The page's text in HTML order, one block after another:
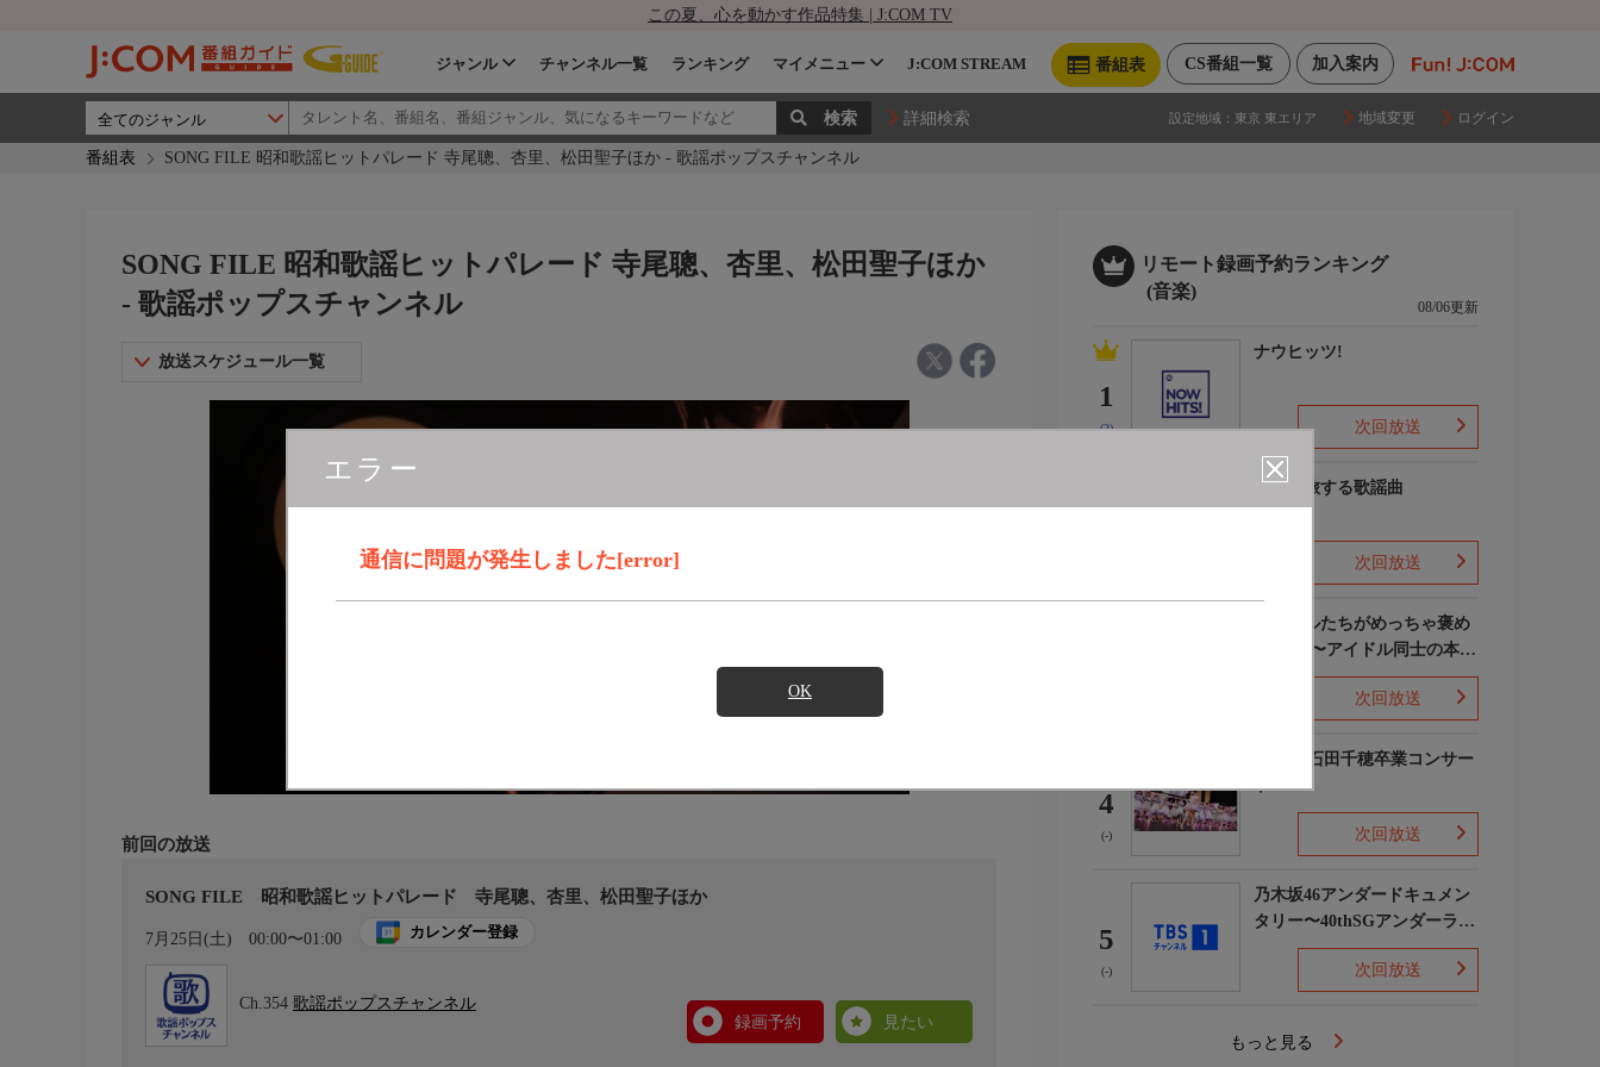
この夏、心を動かす作品特集 | J:COM TV
加入案内
CS番組一覧
番組表
ジャンル チャンネル一覧 ランキング マイメニュー J:COM STREAM
詳細検索 設定地域： 東京 東エリア 地域変更 ログイン
番組表 SONG FILE 昭和歌謡ヒットパレード 寺尾聰、杏里、松田聖子ほか - 歌謡ポップスチャンネル
エラー
通信に問題が発生しました[error]
OK
SONG FILE 昭和歌謡ヒットパレード 寺尾聰、杏里、松田聖子ほか
- 歌謡ポップスチャンネル
放送スケジュール一覧
前回の放送
SONG FILE 昭和歌謡ヒットパレード 寺尾聰、杏里、松田聖子ほか
7月25日(土) 00:00〜01:00 カレンダー登録
Ch.354 歌謡ポップスチャンネル
録画予約
見たい
リモート録画予約ランキング
(音楽)
08/06更新
1
(2)
ナウヒッツ!
次回放送
列車で旅する歌謡曲
次回放送
ライバルたちがめっちゃ褒め
てくる!〜アイドル同士の本音
レビューSP〜
次回放送
4
(-)
STU48 石田千穂卒業コンサー
ト
次回放送
5
(-)
乃木坂46アンダードキュメン
タリー〜40thSGアンダーライ
ブ舞台裏〜
次回放送
もっと見る